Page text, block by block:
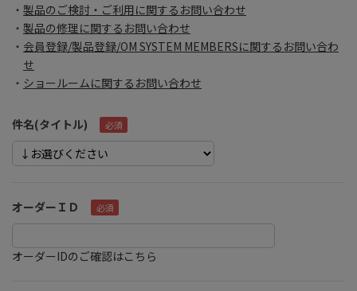
製品のご検討・ご利用に関するお問い合わせ
製品の修理に関するお問い合わせ
会員登録/製品登録/OM SYSTEM MEMBERSに関するお問い合わ
せ
ショールームに関するお問い合わせ
件名(タイトル)
オーダーＩＤ
オーダーIDのご確認はこちら